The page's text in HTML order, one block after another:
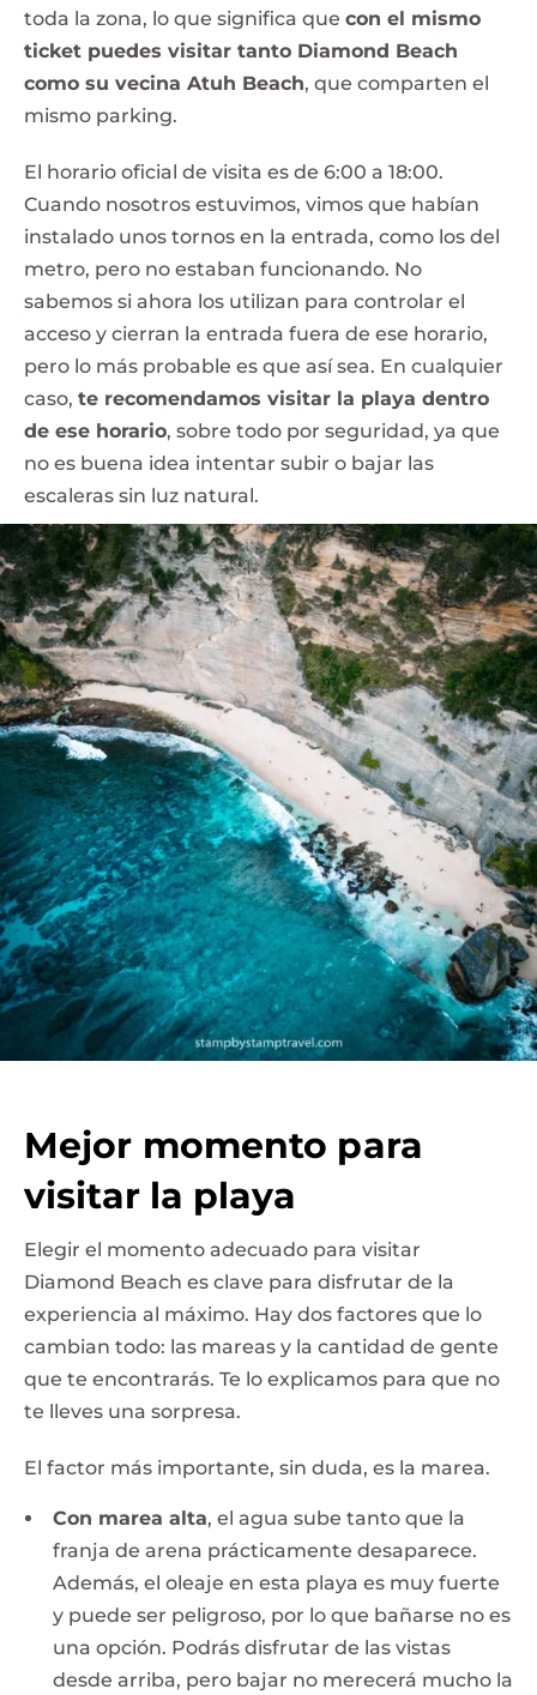
toda la zona, lo que significa que con el mismo
ticket puedes visitar tanto Diamond Beach
como su vecina Atuh Beach, que comparten el
mismo parking.
El horario oficial de visita es de 6:00 a 18:00.
Cuando nosotros estuvimos, vimos que habían
instalado unos tornos en la entrada, como los del
metro, pero no estaban funcionando. No
sabemos si ahora los utilizan para controlar el
acceso y cierran la entrada fuera de ese horario,
pero lo más probable es que así sea. En cualquier
caso, te recomendamos visitar la playa dentro
de ese horario, sobre todo por seguridad, ya que
no es buena idea intentar subir o bajar las
escaleras sin luz natural.
Mejor momento para
visitar la playa
Elegir el momento adecuado para visitar
Diamond Beach es clave para disfrutar de la
experiencia al máximo. Hay dos factores que lo
cambian todo: las mareas y la cantidad de gente
que te encontrarás. Te lo explicamos para que no
te lleves una sorpresa.
El factor más importante, sin duda, es la marea.
Con marea alta, el agua sube tanto que la
franja de arena prácticamente desaparece.
Además, el oleaje en esta playa es muy fuerte
y puede ser peligroso, por lo que bañarse no es
una opción. Podrás disfrutar de las vistas
desde arriba, pero bajar no merecerá mucho la